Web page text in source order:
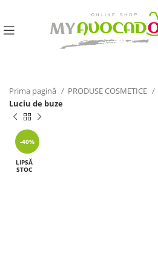
Prima pagină PRODUSE COSMETICE
Luciu de buze
-40%
LIPSĂ
STOC